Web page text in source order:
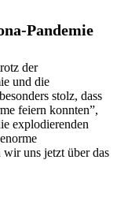
Pandemie
der
und die
stolz, dass
feiern konnten”,
explodierenden
uns jetzt über das